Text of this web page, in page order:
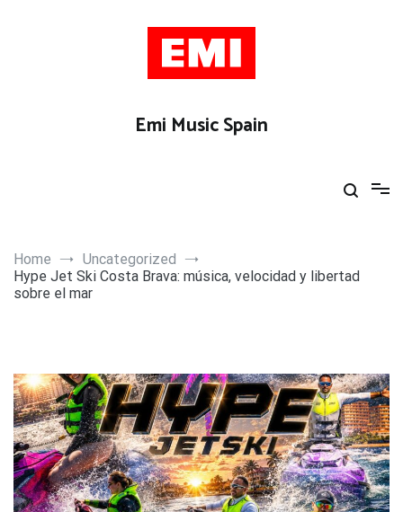
Emi Music Spain
Home
Uncategorized
Hype Jet Ski Costa Brava: música, velocidad y libertad
sobre el mar